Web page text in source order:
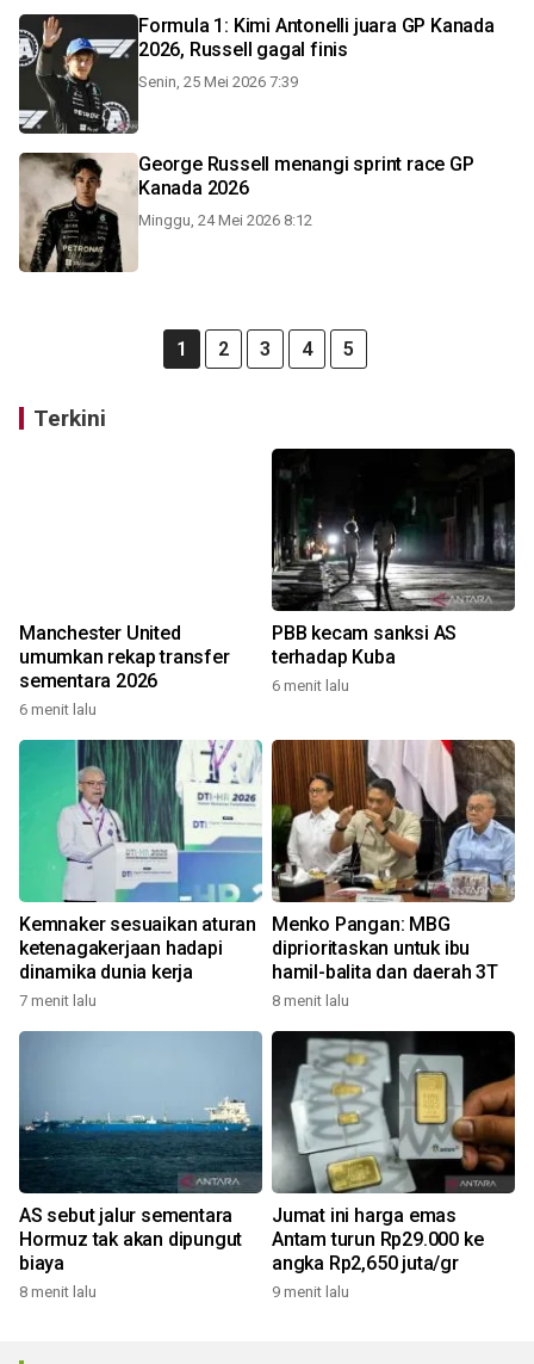
Formula 1: Kimi Antonelli juara GP Kanada
2026, Russell gagal finis
Senin, 25 Mei 2026 7:39
George Russell menangi sprint race GP
Kanada 2026
Minggu, 24 Mei 2026 8:12
1 2 3 4 5
Terkini
Manchester United
umumkan rekap transfer
sementara 2026
6 menit lalu
PBB kecam sanksi AS
terhadap Kuba
6 menit lalu
Kemnaker sesuaikan aturan
ketenagakerjaan hadapi
dinamika dunia kerja
7 menit lalu
Menko Pangan: MBG
diprioritaskan untuk ibu
hamil-balita dan daerah 3T
8 menit lalu
AS sebut jalur sementara
Hormuz tak akan dipungut
biaya
8 menit lalu
Jumat ini harga emas
Antam turun Rp29.000 ke
angka Rp2,650 juta/gr
9 menit lalu